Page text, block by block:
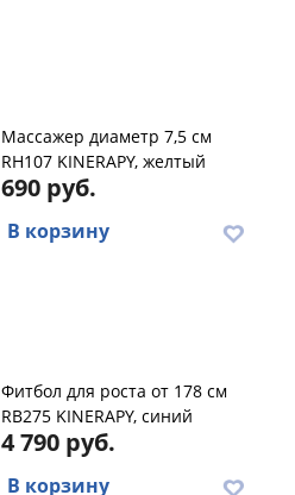
Массажер диаметр 7,5 см
RH107 KINERAPY, желтый
690 руб.
В корзину
Фитбол для роста от 178 см
RB275 KINERAPY, синий
4 790 руб.
В корзину